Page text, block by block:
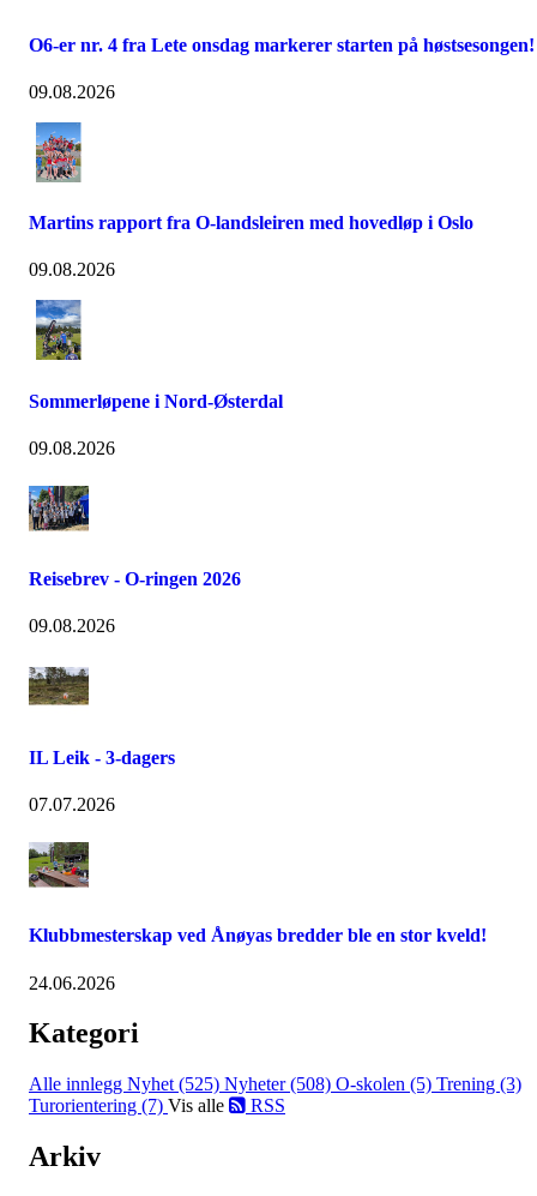
O6-er nr. 4 fra Lete onsdag markerer starten på høstsesongen!
09.08.2026
Martins rapport fra O-landsleiren med hovedløp i Oslo
09.08.2026
Sommerløpene i Nord-Østerdal
09.08.2026
Reisebrev - O-ringen 2026
09.08.2026
IL Leik - 3-dagers
07.07.2026
Klubbmesterskap ved Ånøyas bredder ble en stor kveld!
24.06.2026
Kategori
Alle innlegg Nyhet (525) Nyheter (508) O-skolen (5) Trening (3)
Turorientering (7) Vis alle RSS
Arkiv